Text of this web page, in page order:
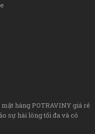
hàng POTRAVINY giá rẻ
sự hài lòng tối đa và có